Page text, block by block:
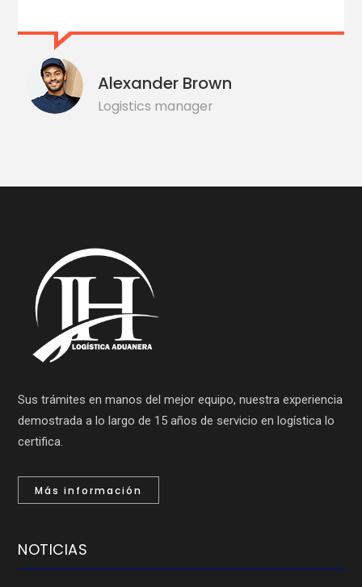
Alexander Brown
Logistics manager
Sus trámites en manos del mejor equipo, nuestra experiencia
demostrada a lo largo de 15 años de servicio en logística lo
certifica.
Más información
NOTICIAS